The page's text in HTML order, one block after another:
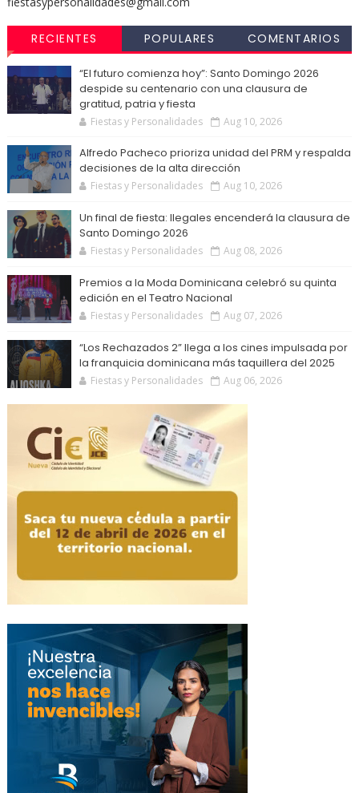
RECIENTES POPULARES COMENTARIOS
“El futuro comienza hoy”: Santo Domingo 2026
despide su centenario con una clausura de
gratitud, patria y fiesta
Fiestas y Personalidades Aug 10, 2026
Alfredo Pacheco prioriza unidad del PRM y respalda
decisiones de la alta dirección
Fiestas y Personalidades Aug 10, 2026
Un final de fiesta: Ilegales encenderá la clausura de
Santo Domingo 2026
Fiestas y Personalidades Aug 08, 2026
Premios a la Moda Dominicana celebró su quinta
edición en el Teatro Nacional
Fiestas y Personalidades Aug 07, 2026
“Los Rechazados 2” llega a los cines impulsada por
la franquicia dominicana más taquillera del 2025
Fiestas y Personalidades Aug 06, 2026